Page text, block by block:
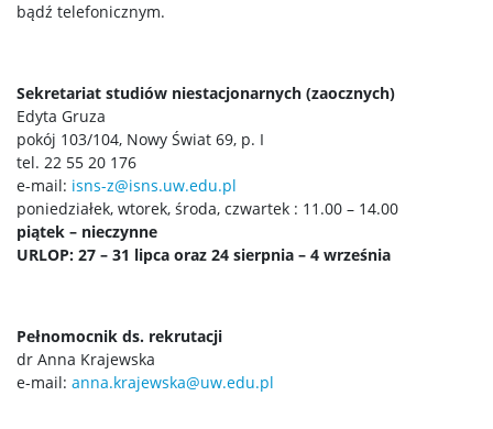
Dziecko w organizacji pozarządowej
Praca i Płaca. Państwo i rynek.
Mozaika obyczajowości codziennej
urzędowych.
Wielkomiejskie wspólnoty. Trwałość i zmiana.
bądź telefonicznym.
Sekretariat studiów niestacjonarnych (zaocznych)
Edyta Gruza
pokój 103/104, Nowy Świat 69, p. I
tel. 22 55 20 176
e-mail: isns-z@isns.uw.edu.pl
poniedziałek, wtorek, środa, czwartek : 11.00 – 14.00
piątek – nieczynne
URLOP: 27 – 31 lipca oraz 24 sierpnia – 4 września
Pełnomocnik ds. rekrutacji
dr Anna Krajewska
e-mail: anna.krajewska@uw.edu.pl